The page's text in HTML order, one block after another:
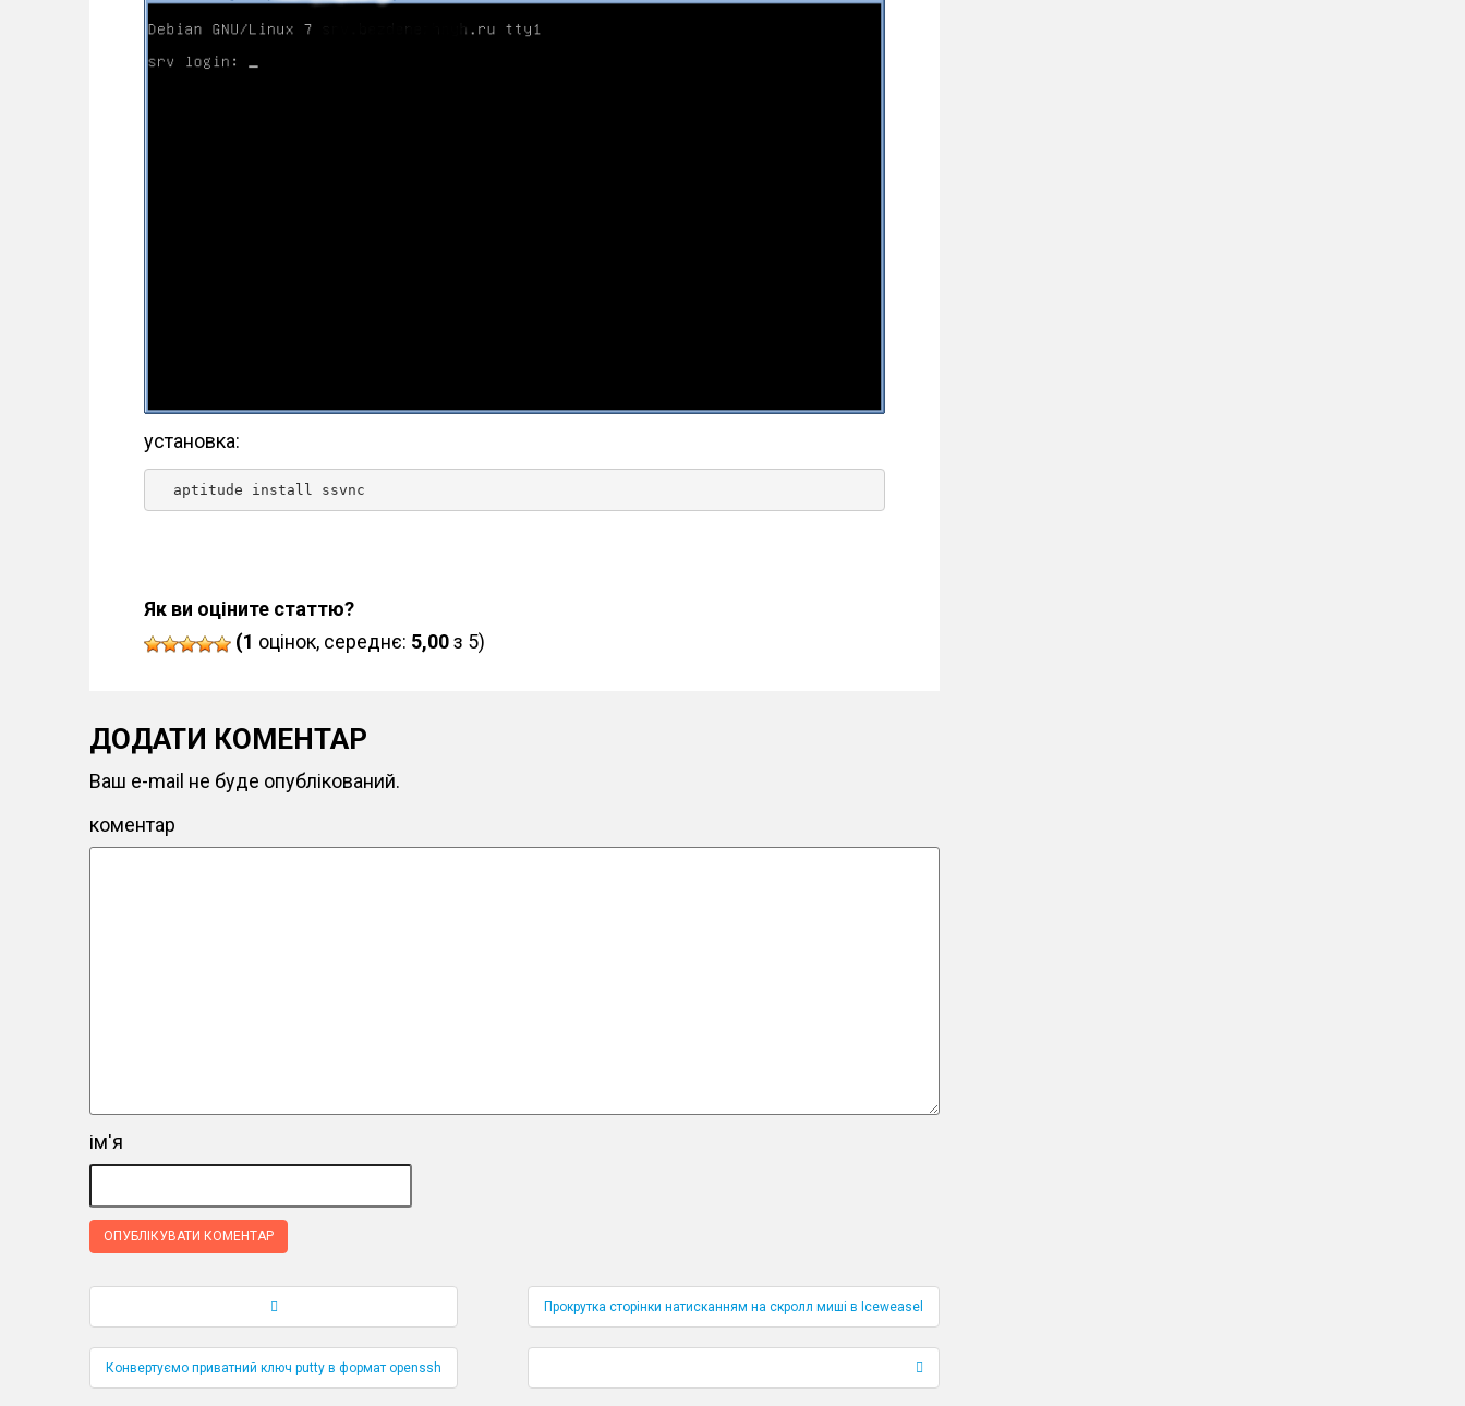
установка:
  aptitude install ssvnc
Як ви оціните статтю?
(1 оцінок, середнє: 5,00з 5)
ДОДАТИ КОМЕНТАР
Ваш e-mail не буде опублікований.
коментар
ім'я
Навігація по публікаціям
Конвертуємо приватний ключ putty в формат openssh
Прокрутка сторінки натисканням на скролл миші в Iceweasel